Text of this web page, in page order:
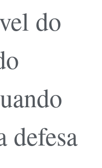
do
defesa